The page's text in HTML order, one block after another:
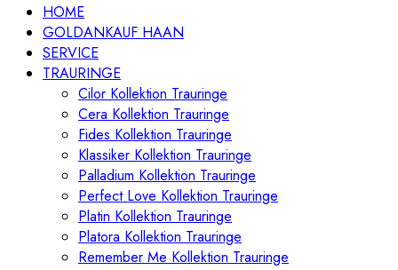
HOME
GOLDANKAUF HAAN
SERVICE
TRAURINGE
Cilor Kollektion Trauringe
Cera Kollektion Trauringe
Fides Kollektion Trauringe
Klassiker Kollektion Trauringe
Palladium Kollektion Trauringe
Perfect Love Kollektion Trauringe
Platin Kollektion Trauringe
Platora Kollektion Trauringe
Remember Me Kollektion Trauringe